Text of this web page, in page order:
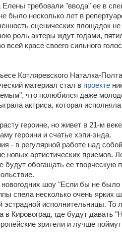
Елены требовали "ввода" ее в
было несколько лет в
сценических площадок
роль актеры ждут годами,
всей красе своего сильного
Котляревского Наталка-
материал стал в проекте
что полюбился даже
актриса, которая
героине, но живет в 21-м
героини и счатье хэпи-энда.
- в регулярной работе над
новых артистических приемов.
обогащать ее творческую
новогодних шоу "Если бы не
спела несколько очень ярких
эстрадной исполнительницы. То
в Кировоград, где будут давать
зрители и лучше поймут